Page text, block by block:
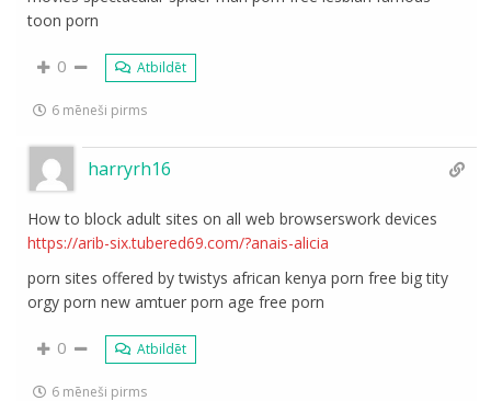
toon porn
0 Atbildēt
6 mēneši pirms
harryrh16
How to block adult sites on all web browserswork devices
https://arib-six.tubered69.com/?anais-alicia
porn sites offered by twistys african kenya porn free big tity
orgy porn new amtuer porn age free porn
0 Atbildēt
6 mēneši pirms